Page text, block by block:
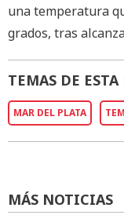
una temperatura
grados, tras
TEMAS DE ESTA
MAR DEL PLATA
MÁS NOTICIAS